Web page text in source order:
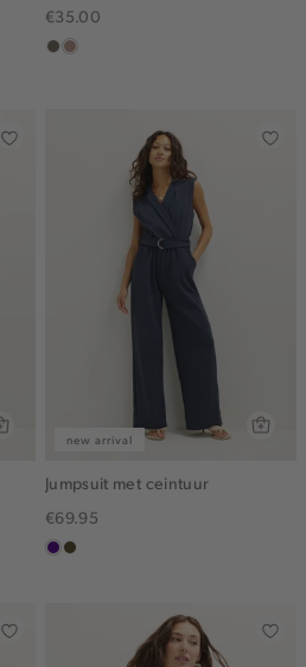
€35.00
middenbruin
taupe,
new arrival
Jumpsuit met ceintuur
€69.95
indigogroen,